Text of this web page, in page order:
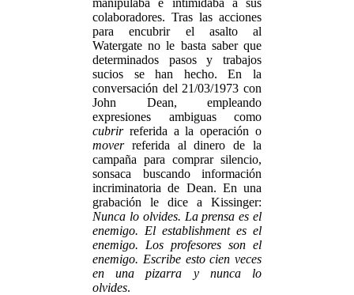
manipulaba e intimidaba a sus
colaboradores. Tras las acciones
para encubrir el asalto al
Watergate no le basta saber que
determinados pasos y trabajos
sucios se han hecho. En la
conversación del 21/03/1973 con
John Dean, empleando
expresiones ambiguas como
cubrirreferida a la operación o
moverreferida al dinero de la
campaña para comprar silencio,
sonsaca buscando información
incriminatoria de Dean. En una
grabación le dice a Kissinger:
Nunca lo olvides. La prensa es el
enemigo. El establishment es el
enemigo. Los profesores son el
enemigo. Escribe esto cien veces
en una pizarra y nunca lo
olvides.